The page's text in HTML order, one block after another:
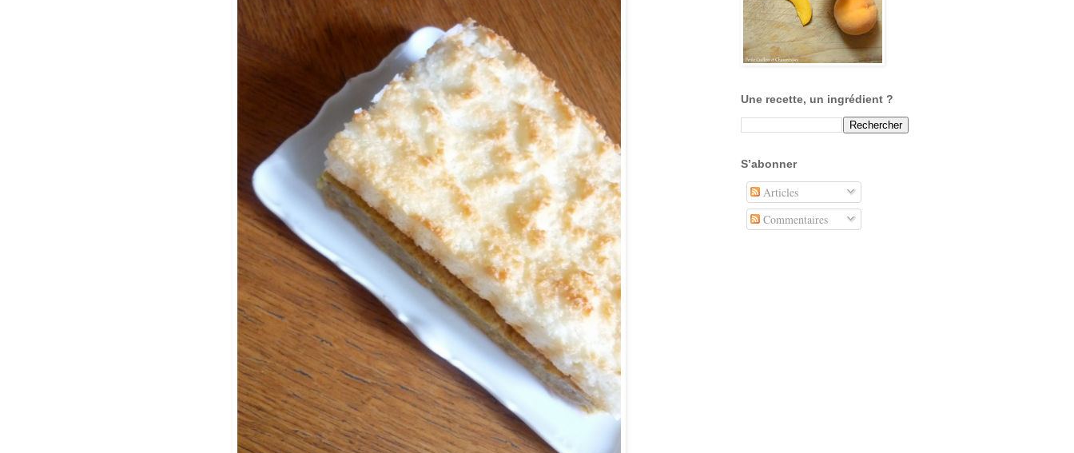
Une recette, un ingrédient ?
S’abonner
Articles
Commentaires